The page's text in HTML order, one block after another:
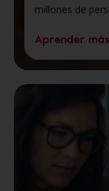
millones de
Aprender más